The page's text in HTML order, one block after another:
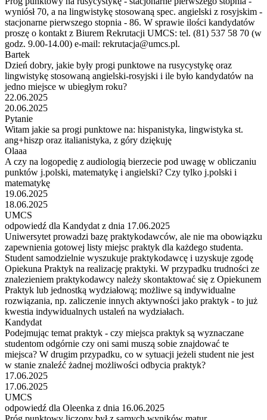
wyniósł 70, a na lingwistykę stosowaną spec. angielski z rosyjskim -
stacjonarne pierwszego stopnia - 86. W sprawie ilości kandydatów
proszę o kontakt z Biurem Rekrutacji UMCS: tel. (81) 537 58 70 (w
godz. 9.00-14.00) e-mail: rekrutacja@umcs.pl.
Bartek
Dzień dobry, jakie były progi punktowe na rusycystykę oraz
lingwistykę stosowaną angielski-rosyjski i ile było kandydatów na
jedno miejsce w ubiegłym roku?
22.06.2025
20.06.2025
Pytanie
Witam jakie sa progi punktowe na: hispanistyka, lingwistyka st.
ang+hiszp oraz italianistyka, z góry dziękuję
Olaaa
A czy na logopedię z audiologią bierzecie pod uwagę w obliczaniu
punktów j.polski, matematykę i angielski? Czy tylko j.polski i
matematykę
19.06.2025
18.06.2025
UMCS
odpowiedź dla Kandydat z dnia 17.06.2025
Uniwersytet prowadzi bazę praktykodawców, ale nie ma obowiązku
zapewnienia gotowej listy miejsc praktyk dla każdego studenta.
Student samodzielnie wyszukuje praktykodawcę i uzyskuje zgodę
Opiekuna Praktyk na realizację praktyki. W przypadku trudności ze
znalezieniem praktykodawcy należy skontaktować się z Opiekunem
Praktyk lub jednostką wydziałową; możliwe są indywidualne
rozwiązania, np. zaliczenie innych aktywności jako praktyk - to już
kwestia indywidualnych ustaleń na wydziałach.
Kandydat
Podejmując temat praktyk - czy miejsca praktyk są wyznaczane
studentom odgórnie czy oni sami muszą sobie znajdować te
miejsca? W drugim przypadku, co w sytuacji jeżeli student nie jest
w stanie znaleźć żadnej możliwości odbycia praktyk?
17.06.2025
17.06.2025
UMCS
odpowiedź dla Oleenka z dnia 16.06.2025